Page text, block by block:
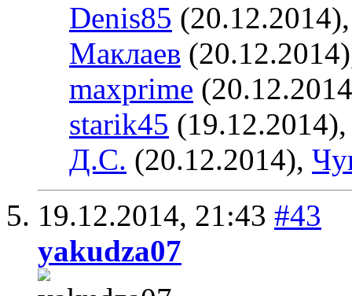
Denis85
Маклаев
maxprime
starik45
Д.С. (20.12.2014),
19.12.2014, 21:43 #43
yakudza07